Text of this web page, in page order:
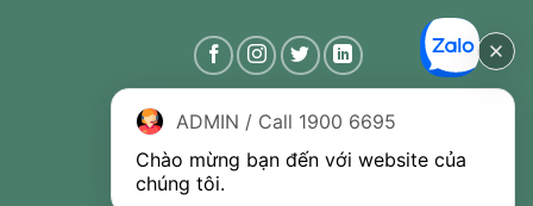
Đại lý phòng vé hãng EVA Air
ADMIN / Call 1900 6695
Chào mừng bạn đến với website của
chúng tôi.